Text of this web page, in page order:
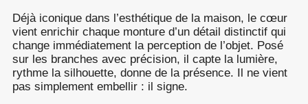
Déjà iconique dans l’esthétique de la maison, le cœur
vient enrichir chaque monture d’un détail distinctif qui
change immédiatement la perception de l’objet. Posé
sur les branches avec précision, il capte la lumière,
rythme la silhouette, donne de la présence. Il ne vient
pas simplement embellir : il signe.